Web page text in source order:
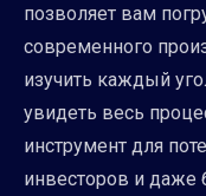
позволяет вам
современного
изучить каждый
увидеть весь
инструмент для
инвесторов и даже